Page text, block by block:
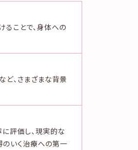
ことで、身体への
ど、さまざまな背景
評価し、現実的な
のいく治療への第一